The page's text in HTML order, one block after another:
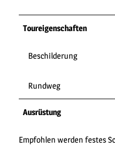
Toureigenschaften
Beschilderung
Rundweg
Ausrüstung
Empfohlen werden festes